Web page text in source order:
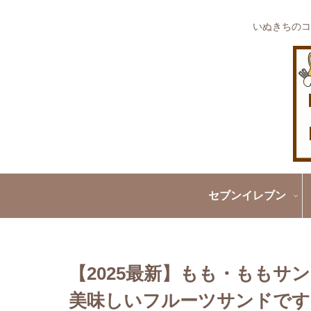
いぬきちの
セブンイレブン
【2025最新】もも・ももサ
美味しいフルーツサンドで